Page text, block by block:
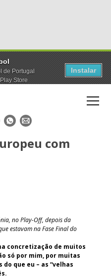
de Portugal
Store
Instalar
WhatsApp
E-
com
no Play-Off, depois da
estavam na Fase Final do
concretização de muitos
só por mim, por muitas
que eu – as “velhas